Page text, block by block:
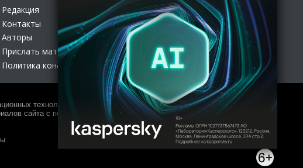
Редакция
Контакты
Авторы
Прислать материал
Политика конфиденциальности
технологий и массовых коммуникаций (Роскомнадзор) 27.01.2017
сайта с полной копией оригинала допускается только с письменного